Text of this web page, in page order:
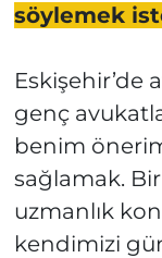
söylemek
Eskişehir’de
genç
benim
sağlamak.
uzmanlık
kendimizi